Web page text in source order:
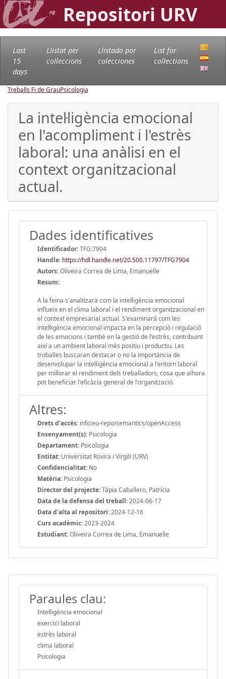
Repositori URV
Last
15
days
Llistat per
col·leccions
Llistado por
colecciones
List for
collections
Treballs Fi de GrauPsicologia
La intel·ligència emocional
en l'acompliment i l'estrès
laboral: una anàlisi en el
context organitzacional
actual.
Dades identificatives
Identificador:TFG:7904
Handle: https://hdl.handle.net/20.500.11797/TFG7904
Autors:Oliveira Correa de Lima, Emanuelle
Resum:
A la feina s'analitzarà com la intel·ligència emocional
influeix en el clima laboral i el rendiment organitzacional en
el context empresarial actual. S'examinarà com les
intel·ligència emocional impacta en la percepció i regulació
de les emocions i també en la gestió de l'estrès, contribuint
així a un ambient laboral més positiu i productiu. Les
troballes buscaran destacar o no la importància de
desenvolupar la intel·ligència emocional a l'entorn laboral
per millorar el rendiment dels treballadors, cosa que alhora
pot beneficiar l'eficàcia general de l'organització.
Altres:
Drets d'accés: info:eu-repo/semantics/openAccess
Ensenyament(s): Psicologia
Departament: Psicologia
Entitat: Universitat Rovira i Virgili (URV)
Confidencialitat: No
Matèria: Psicologia
Director del projecte:Tàpia Caballero, Patrícia
Data de la defensa del treball:2024-06-17
Data d'alta al repositori:2024-12-16
Curs acadèmic:2023-2024
Estudiant:Oliveira Correa de Lima, Emanuelle
Paraules clau:
Intel·ligència emocional
exercici laboral
estrès laboral
clima laboral
Psicologia